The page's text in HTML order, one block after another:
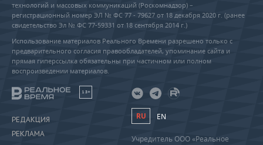
технологий и массовых коммуникаций (Роскомнадзор) –
регистрационный номер ЭЛ № ФС 77 - 79627 от 18 декабря 2020 г. (ранее
свидетельство Эл № ФС 77-59331 от 18 сентября 2014 г.)
Использование материалов Реального Времени разрешено только с
предварительного согласия правообладателей, упоминание сайта и
прямая гиперссылка обязательны при частичном или полном
воспроизведении материалов.
18+
РЕДАКЦИЯ
РЕКЛАМА
RU EN
Учредитель ООО «Реальное